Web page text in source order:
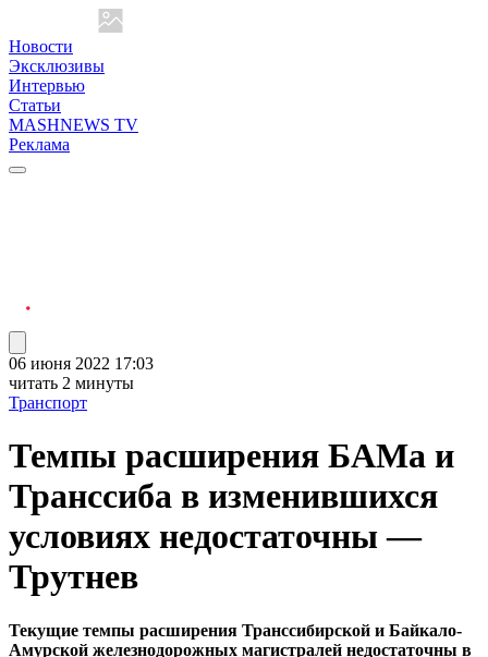
Новости
Эксклюзивы
Интервью
Статьи
MASHNEWS TV
Реклама
06 июня 2022 17:03
читать 2 минуты
Транспорт
Темпы расширения БАМа и
Транссиба в изменившихся
условиях недостаточны —
Трутнев
Текущие темпы расширения Транссибирской и Байкало-
Амурской железнодорожных магистралей недостаточны в